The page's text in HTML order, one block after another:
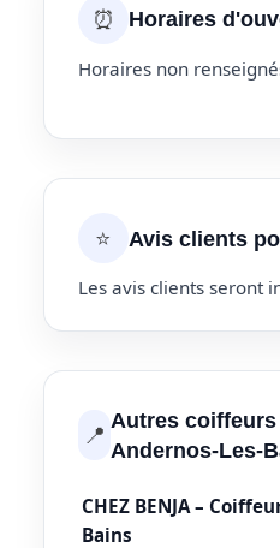
⏰ Horaires
Horaires non
⭐ Avis clients
Les avis clients seront
📍 Autres
Andernos-Les-
CHEZ BENJA –
Bains